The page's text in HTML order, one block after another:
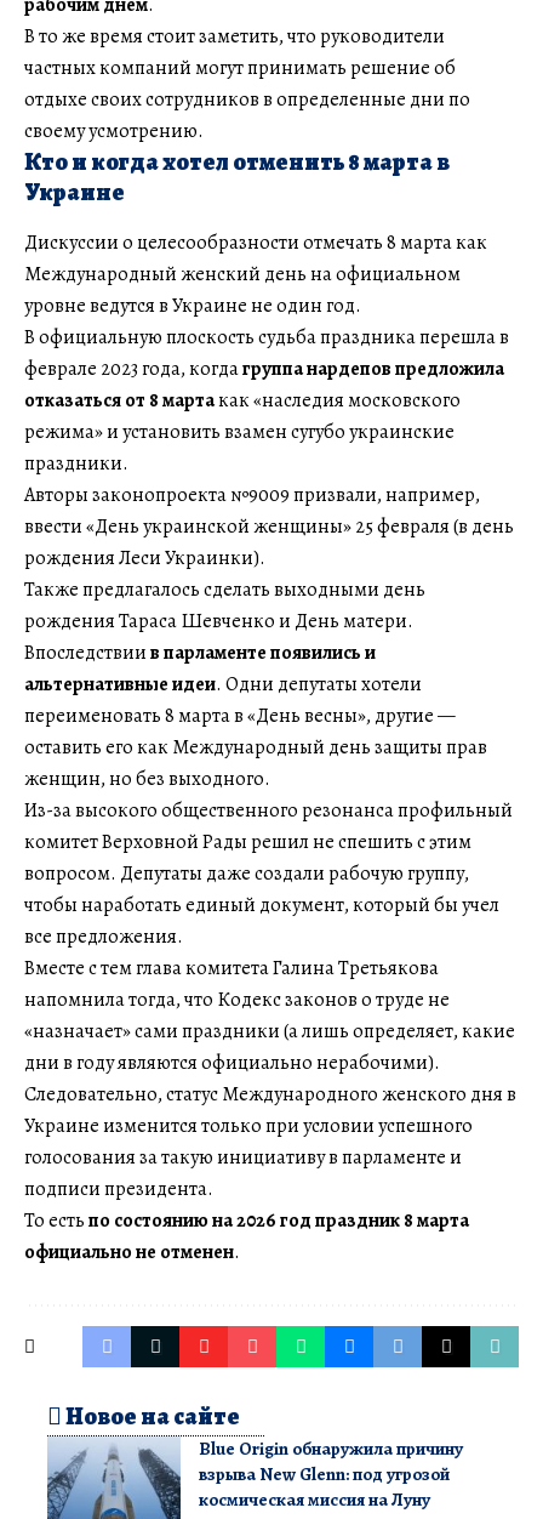
В то же время стоит заметить, что руководители
частных компаний могут принимать решение об
отдыхе своих сотрудников в определенные дни по
своему усмотрению.
Кто и когда хотел отменить 8 марта в
Украине
Дискуссии о целесообразности отмечать 8 марта как
Международный женский день на официальном
уровне ведутся в Украине не один год.
В официальную плоскость судьба праздника перешла в
феврале 2023 года, когдагруппа нардепов предложила
отказаться от 8 мартакак «наследия московского
режима» и установить взамен сугубо украинские
праздники.
Авторы законопроекта №9009 призвали, например,
ввести «День украинской женщины» 25 февраля (в день
рождения Леси Украинки).
Также предлагалось сделать выходными день
рождения Тараса Шевченко и День матери.
Впоследствиив парламенте появились и
альтернативные идеи. Одни депутаты хотели
переименовать 8 марта в «День весны», другие —
оставить его как Международный день защиты прав
женщин, но без выходного.
Из-за высокого общественного резонанса профильный
комитет Верховной Рады решил не спешить с этим
вопросом. Депутаты даже создали рабочую группу,
чтобы наработать единый документ, который бы учел
все предложения.
Вместе с тем глава комитета Галина Третьякова
напомнила тогда, что Кодекс законов о труде не
«назначает» сами праздники (а лишь определяет, какие
дни в году являются официально нерабочими).
Следовательно, статус Международного женского дня в
Украине изменится только при условии успешного
голосования за такую инициативу в парламенте и
подписи президента.
То естьпо состоянию на 2026 год праздник 8 марта
официально не отменен.
Новое на сайте
Blue Origin обнаружила причину
взрыва New Glenn: под угрозой
космическая миссия на Луну